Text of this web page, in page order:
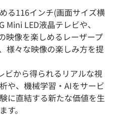
る116インチ(画面サイズ横
LED液晶テレビや、
映像を楽しめるレーザープ
様々な映像の楽しみ方を提
ビから得られるリアルな視
や、機械学習・AIをサービ
に直結する新たな価値を生
す。